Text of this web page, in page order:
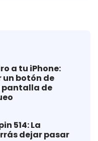
a tu iPhone:
botón de
pantalla de
514: La
dejar pasar